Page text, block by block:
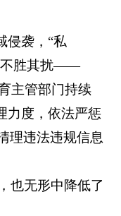
侵袭，“私
不胜其扰——
主管部门持续
力度，依法严惩
理违法违规信息
也无形中降低了